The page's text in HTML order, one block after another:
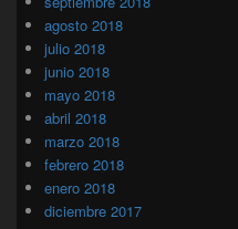
agosto 2018
julio 2018
junio 2018
mayo 2018
abril 2018
marzo 2018
febrero 2018
enero 2018
diciembre 2017